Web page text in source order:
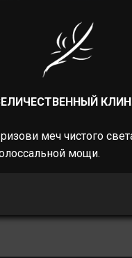
меч чистого
мощи.